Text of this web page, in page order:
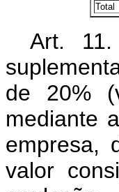
Total
Art.
de 20%
mediante
empresa,
valor